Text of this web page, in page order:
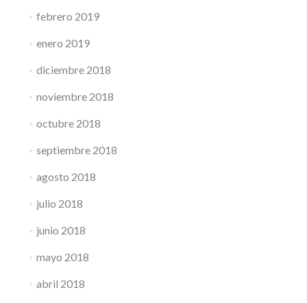
febrero 2019
enero 2019
diciembre 2018
noviembre 2018
octubre 2018
septiembre 2018
agosto 2018
julio 2018
junio 2018
mayo 2018
abril 2018